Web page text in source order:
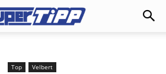
Top Velbert